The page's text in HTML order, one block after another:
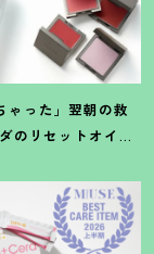
ゃった」翌朝の救
のリセットオイル